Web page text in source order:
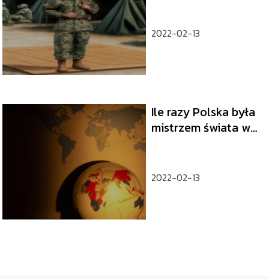
2022-02-13
Ile razy Polska była
mistrzem świata w
2022-02-13